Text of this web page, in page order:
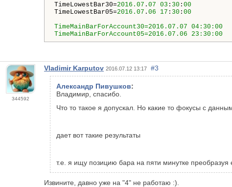
TimeLowestBar30=2016.07 . 07 03 : 30 :
TimeLowestBar05=2016.07 . 06 17 : 30 : 00
TimeMainBarForAccount05=2016.07.06 23:30:00
344592
Vladimir Karputov 2016.07.12 13:17 #3
Александр Пивушков:
Владимир, спасибо.
Что то такое я допускал. Но какие то фокусы с
дает вот такие результаты
т.е. я ищу позицию бара на пяти минутке
Извините, давно уже на "4" не работаю :).